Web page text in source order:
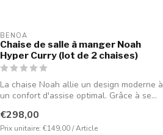
BENOA
Chaise de salle à manger Noah
Hyper Curry (lot de 2 chaises)
La chaise Noah allie un design moderne à
un confort d'assise optimal. Grâce à se...
€298,00
Prix unitaire: €149,00 / Article